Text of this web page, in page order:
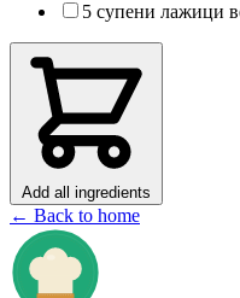
5 супени лажици
Add all ingredients
← Back to home